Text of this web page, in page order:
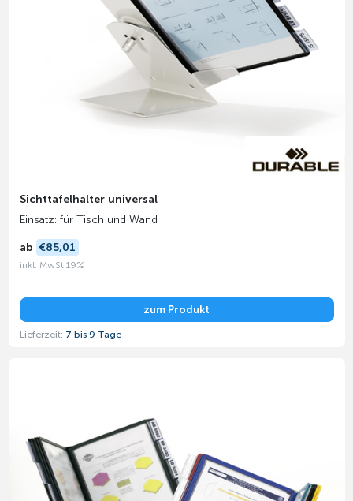
Sichttafelhalter universal
Einsatz: für Tisch und Wand
ab €85,01
inkl. MwSt 19%
zum Produkt
Lieferzeit: 7 bis 9 Tage